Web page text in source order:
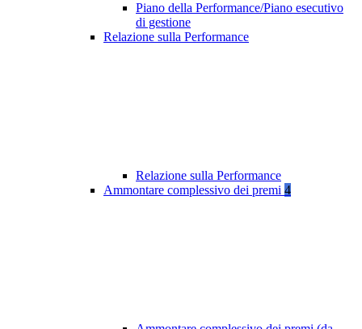
Piano della Performance/Piano esecutivo
di gestione
Relazione sulla Performance
Relazione sulla Performance
Ammontare complessivo dei premi 4